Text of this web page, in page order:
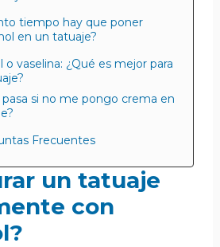
tiempo hay que poner
en un tatuaje?
o vaselina: ¿Qué es mejor para
pasa si no me pongo crema en
Frecuentes
un tatuaje
con